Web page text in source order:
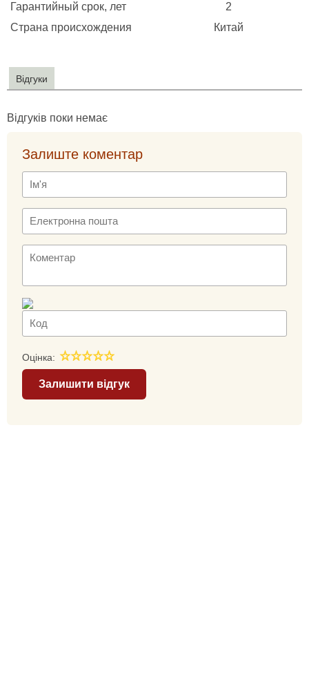
Гарантийный срок, лет
2
Страна происхождения
Китай
Відгуки
Відгуків поки немає
Залиште коментар
Оцінка:
Залишити відгук